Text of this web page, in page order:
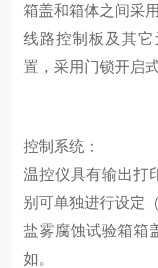
箱盖和箱体之间采
线路控制板及其
置，采用门锁开启
控制系统：
温控仪具有输出打
别可单独进行设定
盐雾腐蚀试验箱箱
如。